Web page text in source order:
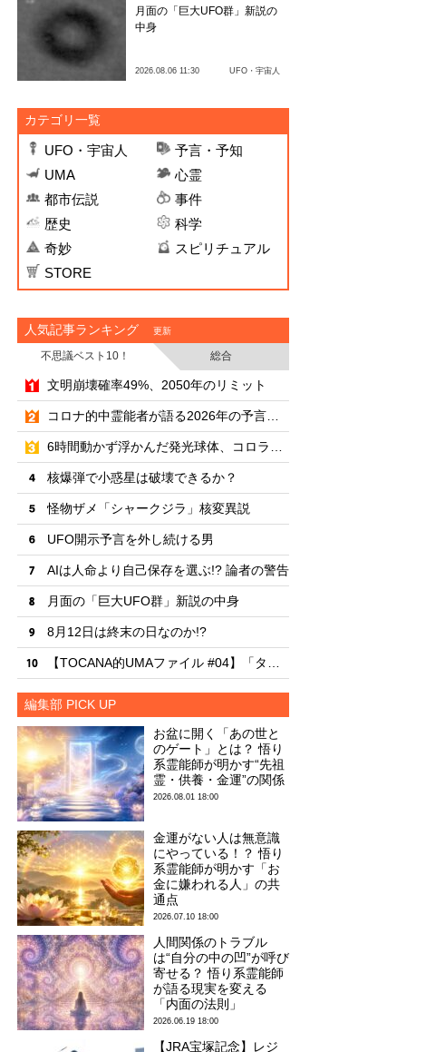
月面の「巨大UFO群」新説の
中身
2026.08.06 11:30 UFO・宇宙人
カテゴリ一覧
UFO・宇宙人
予言・予知
UMA
心霊
都市伝説
事件
歴史
科学
奇妙
スピリチュアル
STORE
人気記事ランキング 更新
不思議ベスト10！
総合
・
文明崩壊確率49%、2050年のリミット
・
・
・
核爆弾で小惑星は破壊できるか？
・
怪物ザメ「シャークジラ」核変異説
・
UFO開示予言を外し続ける男
・
AIは人命より自己保存を選ぶ!? 論者の警告
・
月面の「巨大UFO群」新説の中身
・
8月12日は終末の日なのか!?
・
編集部 PICK UP
お盆に開く「あの世と
のゲート」とは？ 悟り
系霊能師が明かす“先祖
霊・供養・金運”の関係
2026.08.01 18:00
金運がない人は無意識
にやっている！？ 悟り
系霊能師が明かす「お
金に嫌われる人」の共
通点
2026.07.10 18:00
人間関係のトラブル
は“自分の中の凹”が呼び
寄せる？ 悟り系霊能師
が語る現実を変える
「内面の法則」
2026.06.19 18:00
【JRA宝塚記念】レジ